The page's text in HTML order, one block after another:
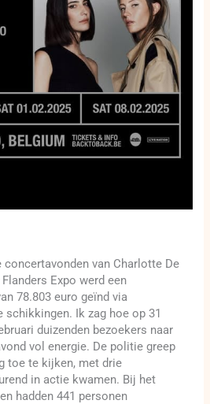
van Charlotte De
Expo werd een
78.803 euro geïnd via
Ik zag hoe op 31
duizenden bezoekers naar
vol energie. De politie greep
toe te kijken, met drie
in actie kwamen. Bij het
hadden 441 personen